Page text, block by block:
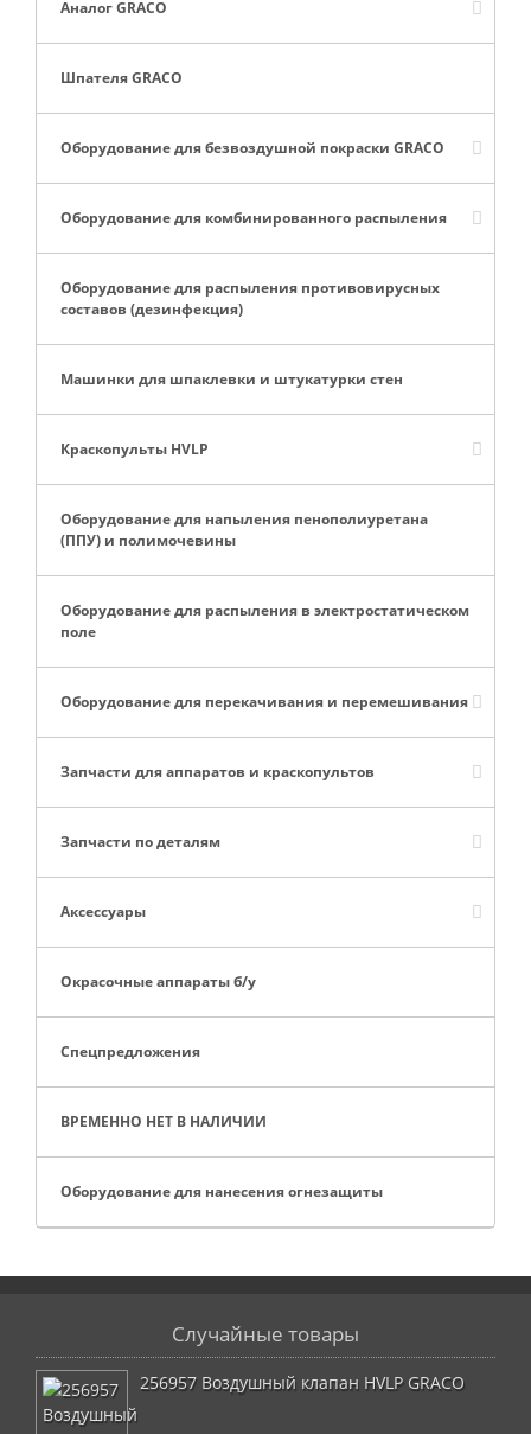
Аналог GRACO
Шпателя GRACO
Оборудование для безвоздушной покраски GRACO
Оборудование для комбинированного распыления
Оборудование для распыления противовирусных
составов (дезинфекция)
Машинки для шпаклевки и штукатурки стен
Краскопульты HVLP
Оборудование для напыления пенополиуретана
(ППУ) и полимочевины
Оборудование для распыления в электростатическом
поле
Оборудование для перекачивания и перемешивания
Запчасти для аппаратов и краскопультов
Запчасти по деталям
Аксессуары
Окрасочные аппараты б/у
Спецпредложения
ВРЕМЕННО НЕТ В НАЛИЧИИ
Оборудование для нанесения огнезащиты
Случайные товары
256957 Воздушный клапан HVLP GRACO